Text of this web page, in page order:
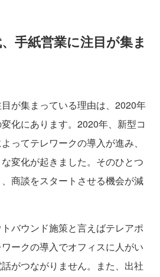
手紙営業に注目が集ま
が集まっている理由は、2020年
化にあります。2020年、新型コ
ってテレワークの導入が進み、
変化が起きました。そのひとつ
商談をスタートさせる機会が減
バウンド施策と言えばテレアポ
ークの導入でオフィスに人がい
がつながりません。また、出社